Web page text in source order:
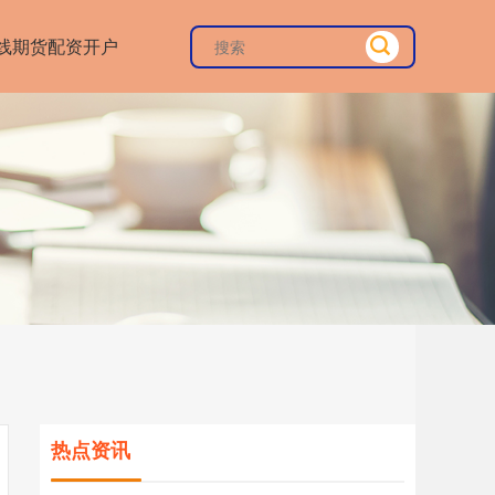
期货配资开户
热点资讯